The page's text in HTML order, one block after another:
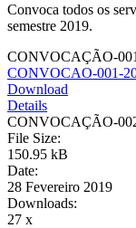
Convoca todos os
semestre 2019.
CONVOCAÇÃO-
CONVOCAO-001-
Download
Details
CONVOCAÇÃO-
File Size:
150.95 kB
Date:
28 Fevereiro 2019
Downloads:
27 x